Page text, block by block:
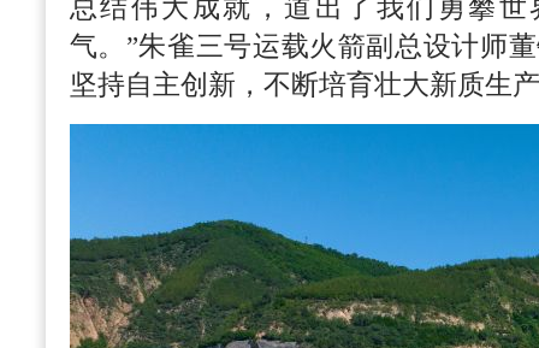
总结伟大成就，道出了我们勇攀
气。”朱雀三号运载火箭副总设计师
坚持自主创新，不断培育壮大新质生